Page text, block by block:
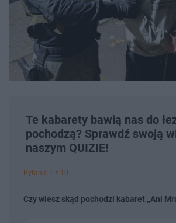
Te kabarety bawią nas do
pochodzą? Sprawdź swoją
naszym QUIZIE!
Pytanie 1 z 10
Czy wiesz skąd pochodzi kabaret „Ani